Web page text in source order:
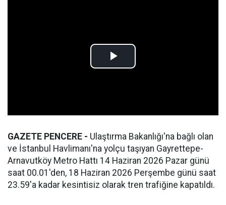
GAZETE PENCERE - Ulaştırma Bakanlığı'na bağlı olan
ve İstanbul Havlimanı'na yolçu taşıyan Gayrettepe-
Arnavutköy Metro Hattı 14 Haziran 2026 Pazar günü
saat 00.01'den, 18 Haziran 2026 Perşembe günü saat
23.59'a kadar kesintisiz olarak tren trafiğine kapatıldı.